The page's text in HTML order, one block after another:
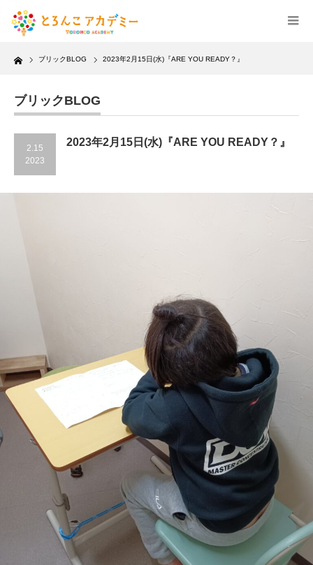
Home ブリックBLOG 2023年2月15日(水)『ARE YOU READY？』
ブリックBLOG
2.15
2023
2023年2月15日(水)『ARE YOU READY？』